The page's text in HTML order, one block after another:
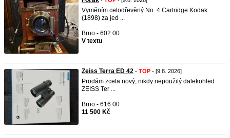
Vyměním celodřevěný No. 4 Cartridge Kodak
(1898) za jed ...
Brno - 602 00
V textu
Zeiss Terra ED 42 - TOP - [9.8. 2026]
Prodám zcela nový, nikdy nepoužitý dalekohled
ZEISS Ter ...
Brno - 616 00
11 500 Kč